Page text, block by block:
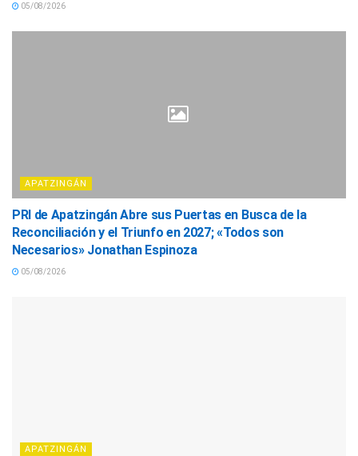
05/08/2026
APATZINGÁN
PRI de Apatzingán Abre sus Puertas en Busca de la
Reconciliación y el Triunfo en 2027; «Todos son
Necesarios» Jonathan Espinoza
05/08/2026
APATZINGÁN